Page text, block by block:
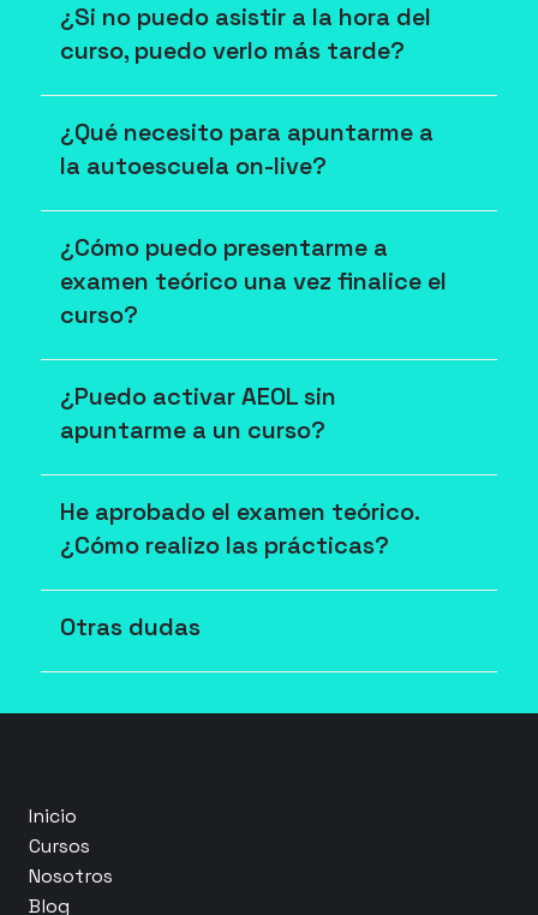
¿Si no puedo asistir a la hora del
curso, puedo verlo más tarde?
¿Qué necesito para apuntarme a
la autoescuela on-live?
¿Cómo puedo presentarme a
examen teórico una vez finalice el
curso?
¿Puedo activar AEOL sin
apuntarme a un curso?
He aprobado el examen teórico.
¿Cómo realizo las prácticas?
Otras dudas
Inicio
Cursos
Nosotros
Blog